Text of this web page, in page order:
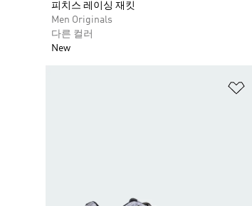
피치스 레이싱 재킷​
Men Originals
다른 컬러
New